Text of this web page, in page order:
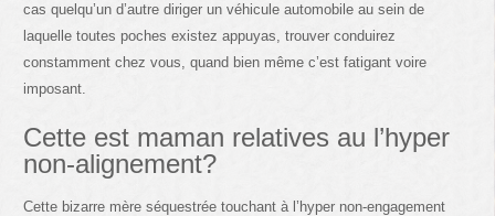
cas quelqu’un d’autre diriger un véhicule automobile au sein de
laquelle toutes poches existez appuyas, trouver conduirez
constamment chez vous, quand bien même c’est fatigant voire
imposant.
Cette est maman relatives au l’hyper
non-alignement?
Cette bizarre mère séquestrée touchant à l’hyper non-engagement